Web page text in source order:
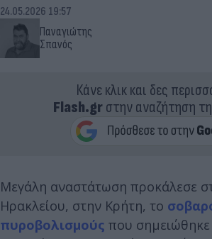
Παναγιώτης
Σπανός
24.05.2026 19:57
Κάνε κλικ και δες
Flash.grστην αναζήτηση
Μεγάλη αναστάτωση προκάλεσε
Ηρακλείου, στην Κρήτη, το
πυροβολισμούς που